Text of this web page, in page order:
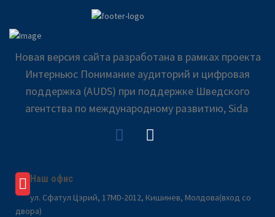
Новая версия сайта разработана в рамках проекта
Интерньюс Понимание аудиторий и цифровая
поддержка (AUDS) при поддержке Шведского
агентства по международному развитию, Sida
Наш офис
ул. Сфатул Цэрий, 17MD-2012, Кишинев, Молдова(вход со
двора)